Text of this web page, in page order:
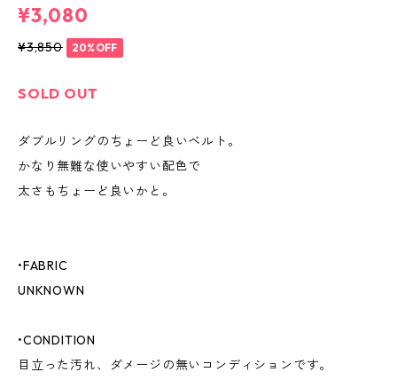
¥3,080
¥3,850 20%OFF
SOLD OUT
ダブルリングのちょーど良いベルト。
かなり無難な使いやすい配色で
太さもちょーど良いかと。
•FABRIC
UNKNOWN
•CONDITION
目立った汚れ、ダメージの無いコンディションです。